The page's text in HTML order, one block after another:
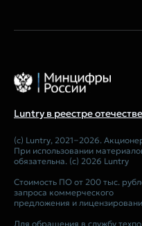
Luntry в реестре
(c) Luntry, 2021−2026.
При использовании
обязательна. (c) 2026 Luntry
Стоимость ПО от 200 тыс.
запроса коммерческого
предложения и
Для обращения в службу